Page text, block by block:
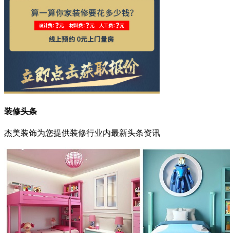
装修头条
杰美装饰为您提供装修行业内最新头条资讯